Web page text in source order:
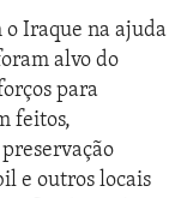
o Iraque na ajuda
alvo do
para
feitos,
e outros locais